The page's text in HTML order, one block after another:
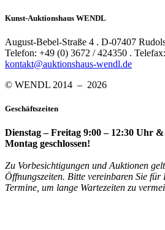
Kunst-Auktionshaus WENDL
August-Bebel-Straße 4 . D-07407
Telefon: +49 (0) 3672 / 424350 .
kontakt@auktionshaus-wendl.de
© WENDL 2014 – 2026
Geschäftszeiten
Dienstag – Freitag 9:00 – 12:30 Uhr
Montag geschlossen!
Zu Vorbesichtigungen und Auktionen
Öffnungszeiten. Bitte vereinbaren Sie
Termine, um lange Wartezeiten zu